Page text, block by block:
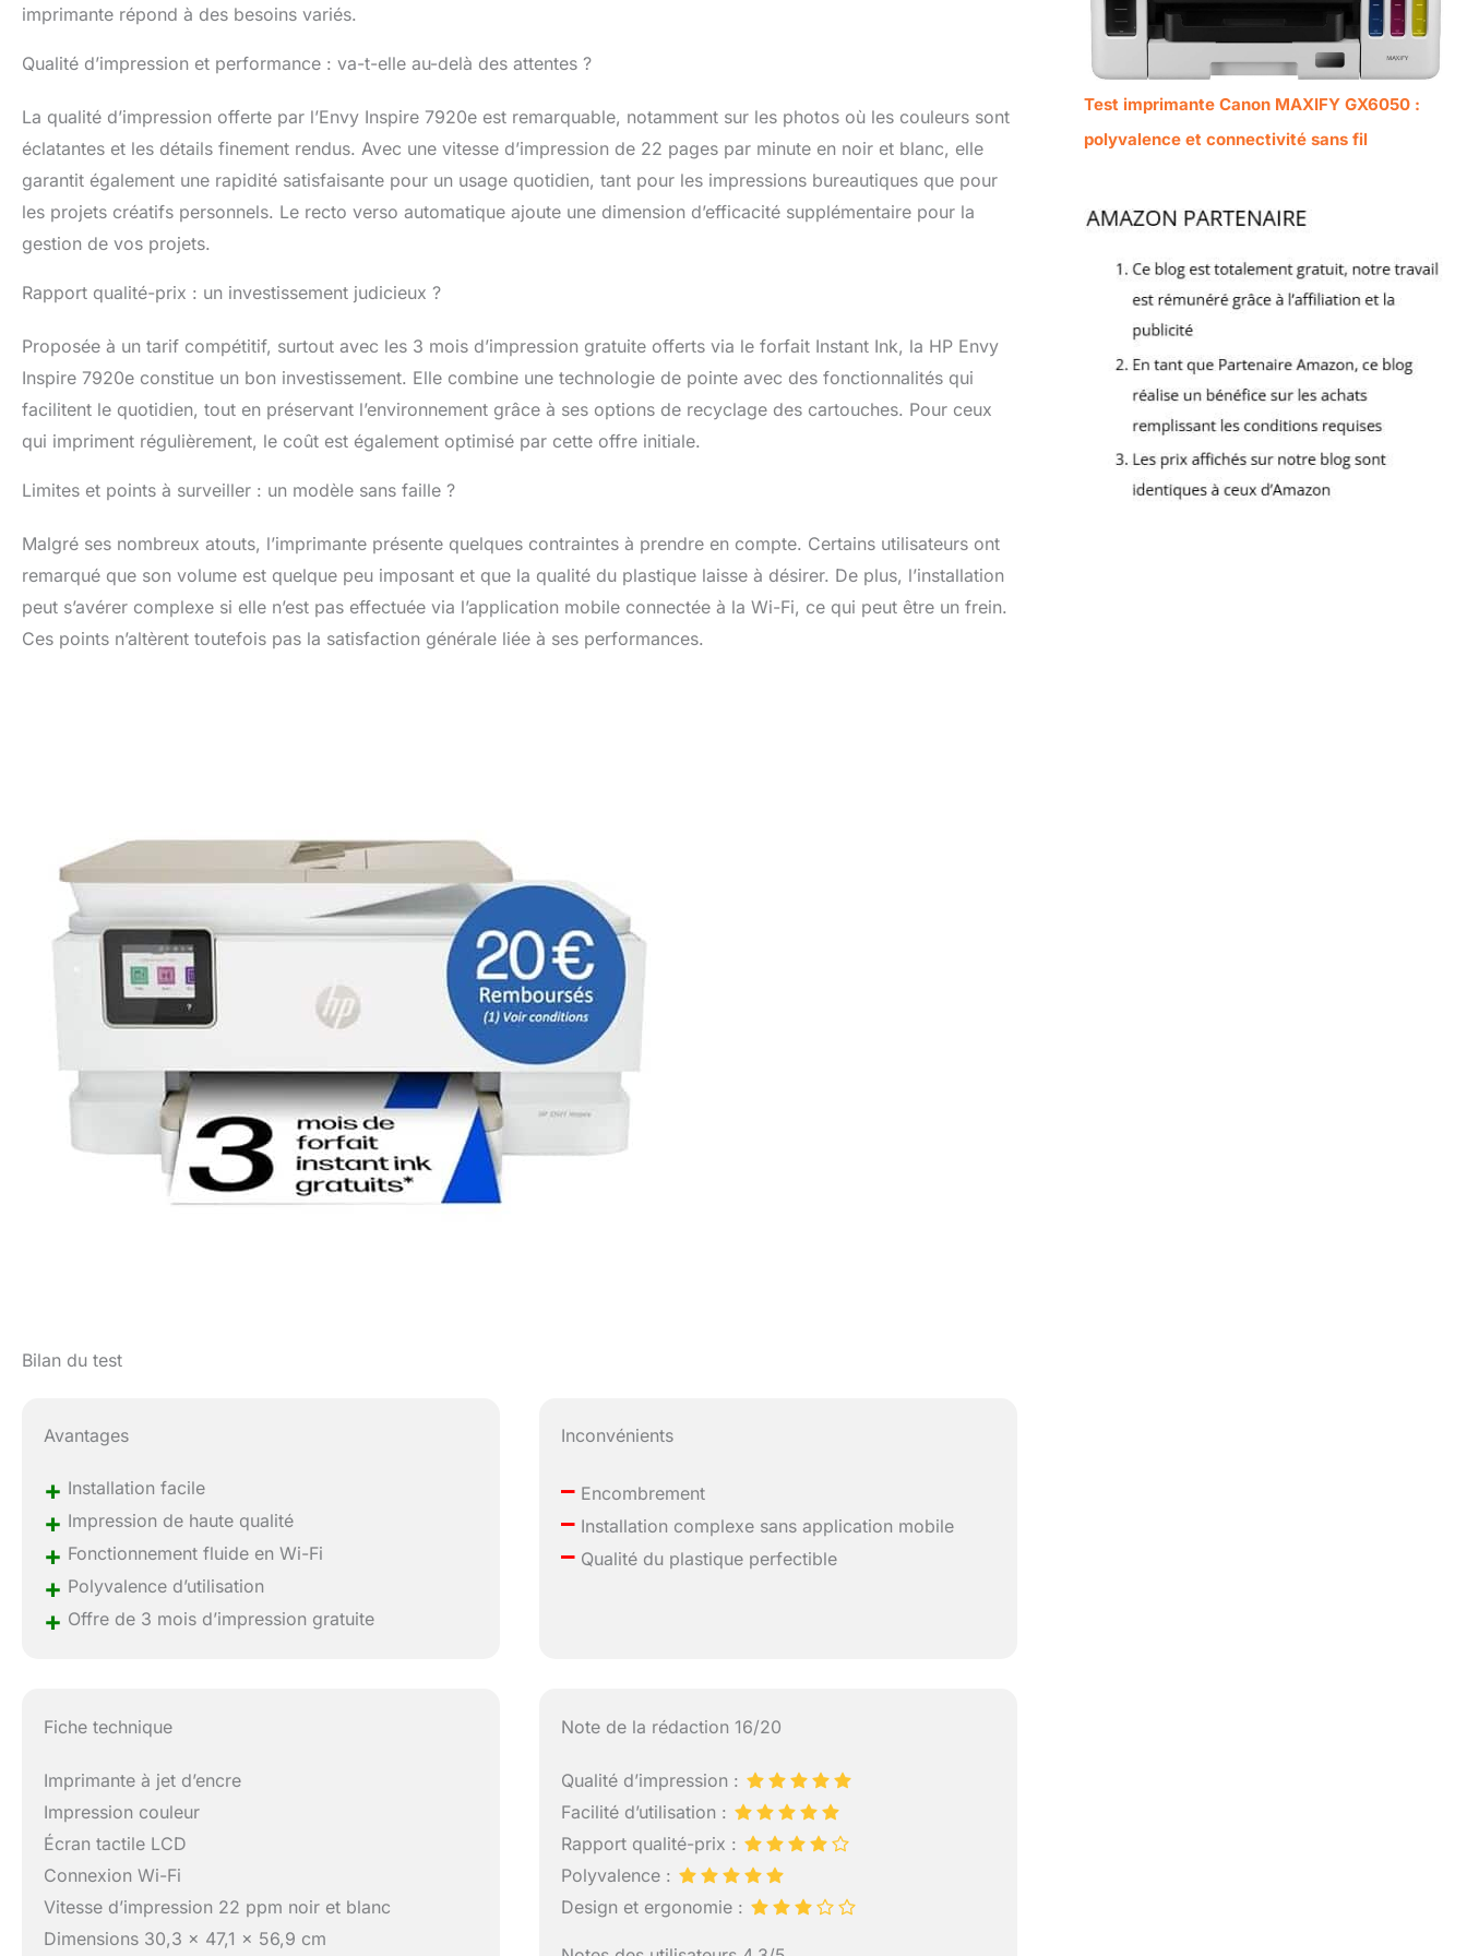
imprimante répond à des besoins variés.
Qualité d’impression et performance : va-t-elle au-delà des attentes ?
La qualité d’impression offerte par l’Envy Inspire 7920e est remarquable, notamment sur les photos où les couleurs sont
éclatantes et les détails finement rendus. Avec une vitesse d’impression de 22 pages par minute en noir et blanc, elle
garantit également une rapidité satisfaisante pour un usage quotidien, tant pour les impressions bureautiques que pour
les projets créatifs personnels. Le recto verso automatique ajoute une dimension d’efficacité supplémentaire pour la
gestion de vos projets.
Rapport qualité-prix : un investissement judicieux ?
Proposée à un tarif compétitif, surtout avec les 3 mois d’impression gratuite offerts via le forfait Instant Ink, la HP Envy
Inspire 7920e constitue un bon investissement. Elle combine une technologie de pointe avec des fonctionnalités qui
facilitent le quotidien, tout en préservant l’environnement grâce à ses options de recyclage des cartouches. Pour ceux
qui impriment régulièrement, le coût est également optimisé par cette offre initiale.
Limites et points à surveiller : un modèle sans faille ?
Malgré ses nombreux atouts, l’imprimante présente quelques contraintes à prendre en compte. Certains utilisateurs ont
remarqué que son volume est quelque peu imposant et que la qualité du plastique laisse à désirer. De plus, l’installation
peut s’avérer complexe si elle n’est pas effectuée via l’application mobile connectée à la Wi-Fi, ce qui peut être un frein.
Ces points n’altèrent toutefois pas la satisfaction générale liée à ses performances.
Bilan du test
Avantages
+ Installation facile
+ Impression de haute qualité
+ Fonctionnement fluide en Wi-Fi
+ Polyvalence d’utilisation
+ Offre de 3 mois d’impression gratuite
Inconvénients
– Encombrement
– Installation complexe sans application mobile
– Qualité du plastique perfectible
Fiche technique
Imprimante à jet d’encre
Impression couleur
Écran tactile LCD
Connexion Wi-Fi
Vitesse d’impression 22 ppm noir et blanc
Dimensions 30,3 x 47,1 x 56,9 cm
Note de la rédaction 16/20
Qualité d’impression :
Facilité d’utilisation :
Rapport qualité-prix :
Polyvalence :
Design et ergonomie :
Test imprimante Canon MAXIFY GX6050 :
polyvalence et connectivité sans fil